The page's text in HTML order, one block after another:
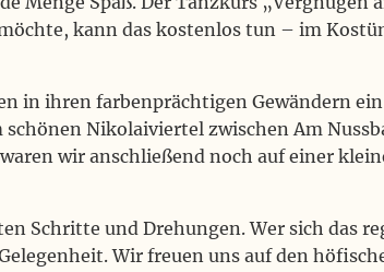
kann das kostenlos tun – im
in ihren farbenprächtigen Gewändern
Nikolaiviertel zwischen Am
wir anschließend noch auf einer
Schritte und Drehungen. Wer sich das
Wir freuen uns auf den